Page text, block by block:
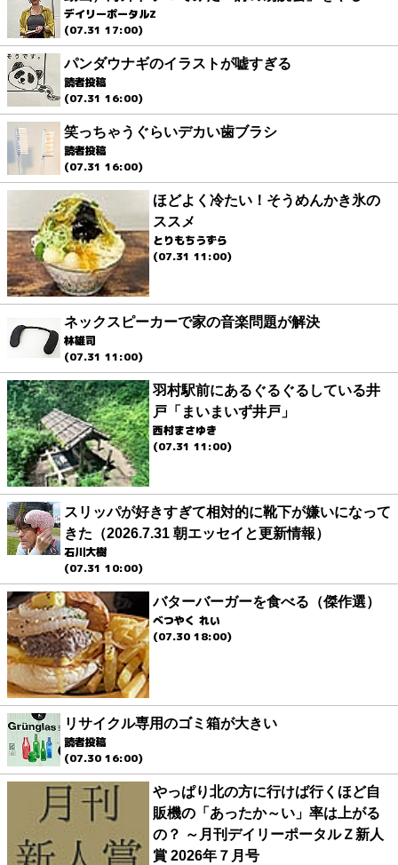
デイリーポータルZ
(07.31 17:00)
パンダウナギのイラストが嘘すぎる
読者投稿
(07.31 16:00)
笑っちゃうぐらいデカい歯ブラシ
読者投稿
(07.31 16:00)
ほどよく冷たい！そうめんかき氷の
ススメ
とりもちうずら
(07.31 11:00)
ネックスピーカーで家の音楽問題が解決
林雄司
(07.31 11:00)
羽村駅前にあるぐるぐるしている井
戸「まいまいず井戸」
西村まさゆき
(07.31 11:00)
スリッパが好きすぎて相対的に靴下が嫌いになって
きた（2026.7.31 朝エッセイと更新情報）
石川大樹
(07.31 10:00)
バターバーガーを食べる（傑作選）
べつやく れい
(07.30 18:00)
リサイクル専用のゴミ箱が大きい
読者投稿
(07.30 16:00)
やっぱり北の方に行けば行くほど自
販機の「あったか～い」率は上がる
の？ ～月刊デイリーポータルＺ新人
賞 2026年７月号